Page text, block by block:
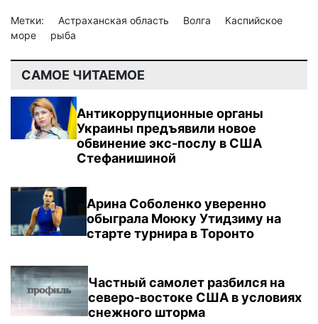
Метки: Астраханская область Волга
Каспийское
море
рыба
САМОЕ ЧИТАЕМОЕ
Антикоррупционные органы
Украины предъявили новое
обвинение экс-послу в США
Стефанишиной
Арина Соболенко уверенно
обыграла Моюку Утидзиму на
старте турнира в Торонто
Частный самолет разбился на
северо-востоке США в условиях
снежного шторма